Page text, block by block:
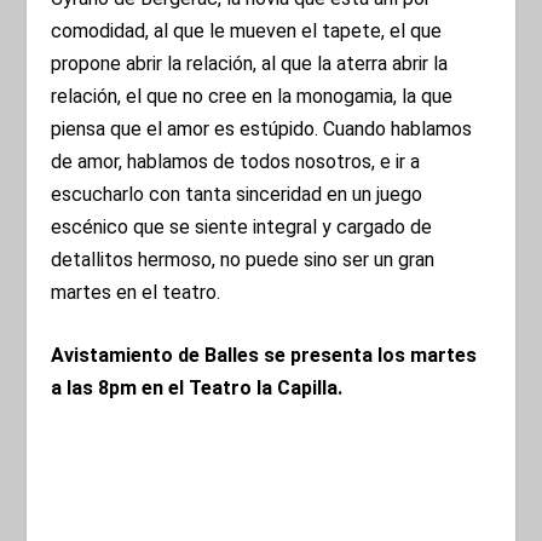
comodidad, al que le mueven el tapete, el que
propone abrir la relación, al que la aterra abrir la
relación, el que no cree en la monogamia, la que
piensa que el amor es estúpido. Cuando hablamos
de amor, hablamos de todos nosotros, e ir a
escucharlo con tanta sinceridad en un juego
escénico que se siente integral y cargado de
detallitos hermoso, no puede sino ser un gran
martes en el teatro.
Avistamiento de Balles se presenta los martes
a las 8pm en el Teatro la Capilla.